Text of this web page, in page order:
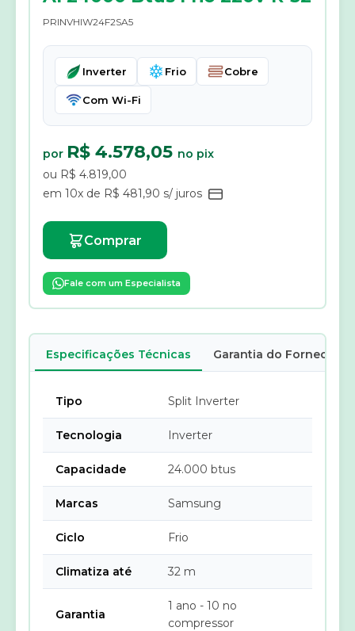
PRINVHIW24F2SA5
Inverter Frio Cobre
Com Wi-Fi
por R$ 4.578,05 no pix
ou R$ 4.819,00
em 10x de R$ 481,90 s/ juros
Comprar
Fale com um Especialista
Especificações Técnicas Garantia do Fornecedor
Tipo Split Inverter
Tecnologia Inverter
Capacidade 24.000 btus
Marcas Samsung
Ciclo Frio
Climatiza até 32 m
Garantia
1 ano - 10 no
compressor